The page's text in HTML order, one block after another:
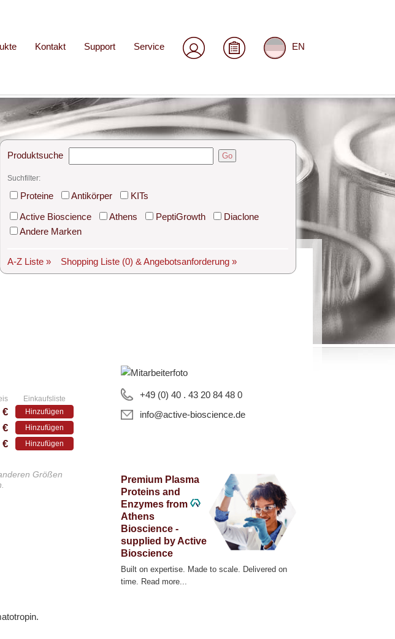
Kontakt Support Service EN
Produktsuche Go
Suchfilter:
Proteine Antikörper
KITs
Active Bioscience
Athens PeptiGrowth
Diaclone
Andere Marken
A-Z Liste » Shopping Liste (0) & Angebotsanforderung »
+49 (0) 40 . 43 20 84 48 0
info@active-bioscience.de
Premium Plasma
Proteins and
Enzymes from
Athens
Bioscience -
supplied by Active
Bioscience
Built on expertise. Made to scale. Delivered on
time. Read more...
Einkaufsliste
€ Hinzufügen
€ Hinzufügen
€ Hinzufügen
Größen